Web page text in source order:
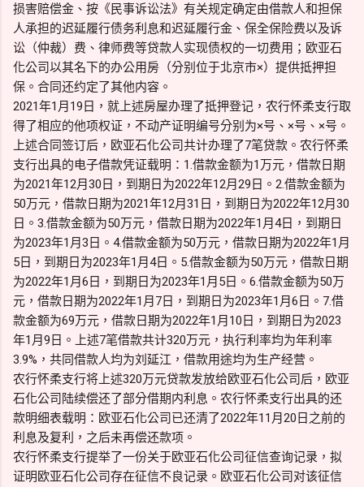
损害赔偿金、按《民事诉讼法》有关规定确定由借款人和担保
人承担的迟延履行债务利息和迟延履行金、保全保险费以及诉
讼（仲裁）费、律师费等贷款人实现债权的一切费用；欧亚石
化公司以其名下的办公用房（分别位于北京市×）提供抵押担
保。合同还约定了其他内容。
2021年1月19日，就上述房屋办理了抵押登记，农行怀柔支行取
得了相应的他项权证，不动产证明编号分别为×号、×号、×号。
上述合同签订后，欧亚石化公司共计办理了7笔贷款。农行怀柔
支行出具的电子借款凭证载明：1.借款金额为1万元，借款日期
为2021年12月30日，到期日为2022年12月29日。2.借款金额为
50万元，借款日期为2021年12月31日，到期日为2022年12月30
日。3.借款金额为50万元，借款日期为2022年1月4日，到期日
为2023年1月3日。4.借款金额为50万元，借款日期为2022年1月
5日，到期日为2023年1月4日。5.借款金额为50万元，借款日期
为2022年1月6日，到期日为2023年1月5日。6.借款金额为50万
元，借款日期为2022年1月7日，到期日为2023年1月6日。7.借
款金额为69万元，借款日期为2022年1月10日，到期日为2023
年1月9日。上述7笔借款共计320万元，执行利率均为年利率
3.9%，共同借款人均为刘延江，借款用途均为生产经营。
农行怀柔支行将上述320万元贷款发放给欧亚石化公司后，欧亚
石化公司陆续偿还了部分借期内利息。农行怀柔支行出具的还
款明细表载明：欧亚石化公司已还清了2022年11月20日之前的
利息及复利，之后未再偿还款项。
农行怀柔支行提举了一份关于欧亚石化公司征信查询记录，拟
证明欧亚石化公司存在征信不良记录。欧亚石化公司对该征信